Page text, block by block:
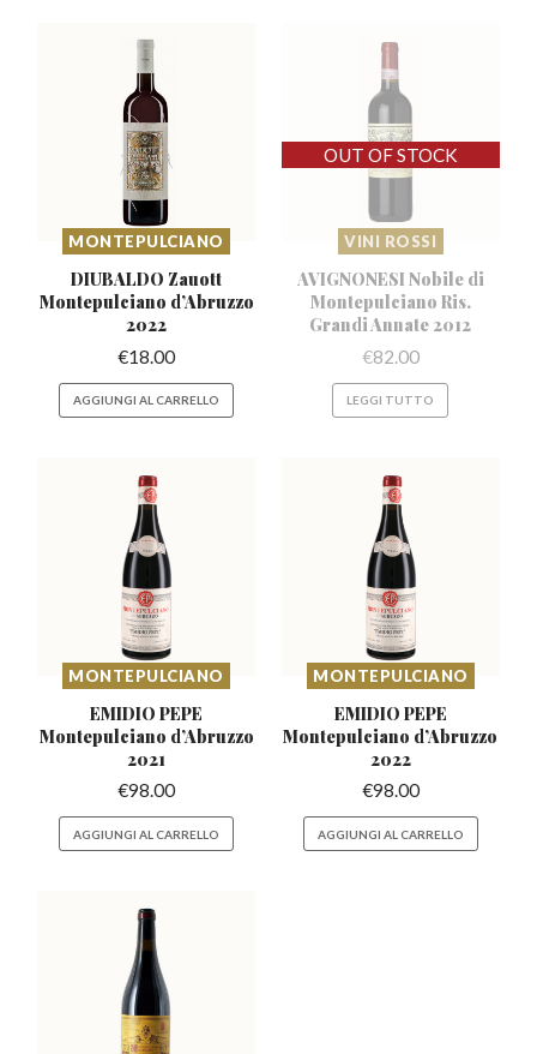
MONTEPULCIANO
DIUBALDO Zauott
Montepulciano d’Abruzzo
2022
€18.00
AGGIUNGI AL CARRELLO
VINI ROSSI
AVIGNONESI Nobile di
Montepulciano Ris.
Grandi Annate 2012
€82.00
LEGGI TUTTO
MONTEPULCIANO
EMIDIO PEPE
Montepulciano d’Abruzzo
2021
€98.00
AGGIUNGI AL CARRELLO
MONTEPULCIANO
EMIDIO PEPE
Montepulciano d’Abruzzo
2022
€98.00
AGGIUNGI AL CARRELLO